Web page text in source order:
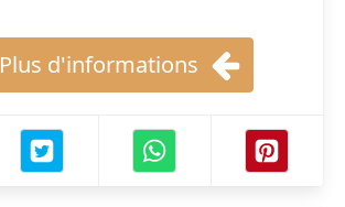
Plus d'informations